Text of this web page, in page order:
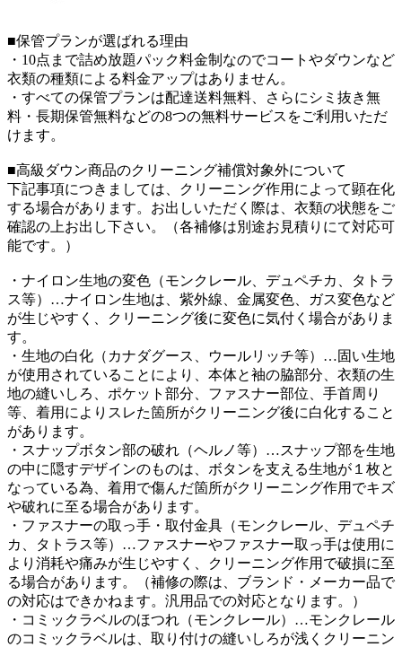
■保管プランが選ばれる理由
・10点まで詰め放題パック料金制なのでコートやダウンなど
衣類の種類による料金アップはありません。
・すべての保管プランは配達送料無料、さらにシミ抜き無
料・長期保管無料などの8つの無料サービスをご利用いただ
けます。
■高級ダウン商品のクリーニング補償対象外について
下記事項につきましては、クリーニング作用によって顕在化
する場合があります。お出しいただく際は、衣類の状態をご
確認の上お出し下さい。（各補修は別途お見積りにて対応可
能です。）
・ナイロン生地の変色（モンクレール、デュペチカ、タトラ
ス等）…ナイロン生地は、紫外線、金属変色、ガス変色など
が生じやすく、クリーニング後に変色に気付く場合がありま
す。
・生地の白化（カナダグース、ウールリッチ等）…固い生地
が使用されていることにより、本体と袖の脇部分、衣類の生
地の縫いしろ、ポケット部分、ファスナー部位、手首周り
等、着用によりスレた箇所がクリーニング後に白化すること
があります。
・スナップボタン部の破れ（ヘルノ等）…スナップ部を生地
の中に隠すデザインのものは、ボタンを支える生地が１枚と
なっている為、着用で傷んだ箇所がクリーニング作用でキズ
や破れに至る場合があります。
・ファスナーの取っ手・取付金具（モンクレール、デュペチ
カ、タトラス等）…ファスナーやファスナー取っ手は使用に
より消耗や痛みが生じやすく、クリーニング作用で破損に至
る場合があります。（補修の際は、ブランド・メーカー品で
の対応はできかねます。汎用品での対応となります。）
・コミックラベルのほつれ（モンクレール）…モンクレール
のコミックラベルは、取り付けの縫いしろが浅くクリーニン